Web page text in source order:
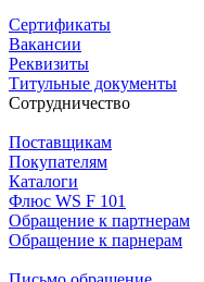
Сертификаты
Вакансии
Реквизиты
Титульные документы
Сотрудничество
Поставщикам
Покупателям
Каталоги
Флюс WS F 101
Обращение к партнерам
Обращение к парнерам